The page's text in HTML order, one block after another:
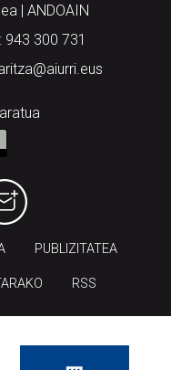
| ANDOAIN
943 300 731
PUBLIZITATEA
RSS